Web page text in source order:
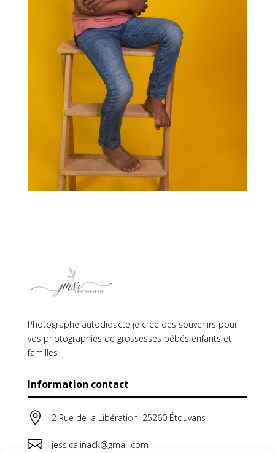
Photographe autodidacte je crée des souvenirs pour
vos photographies de grossesses bébés enfants et
familles
Information contact
 2 Rue de la Libération, 25260 Étouvans
 jessica.inack@gmail.com